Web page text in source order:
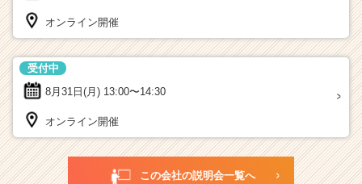
オンライン開催
8月31日(月) 13:00〜14:30
受付中
オンライン開催
この会社の説明会一覧へ